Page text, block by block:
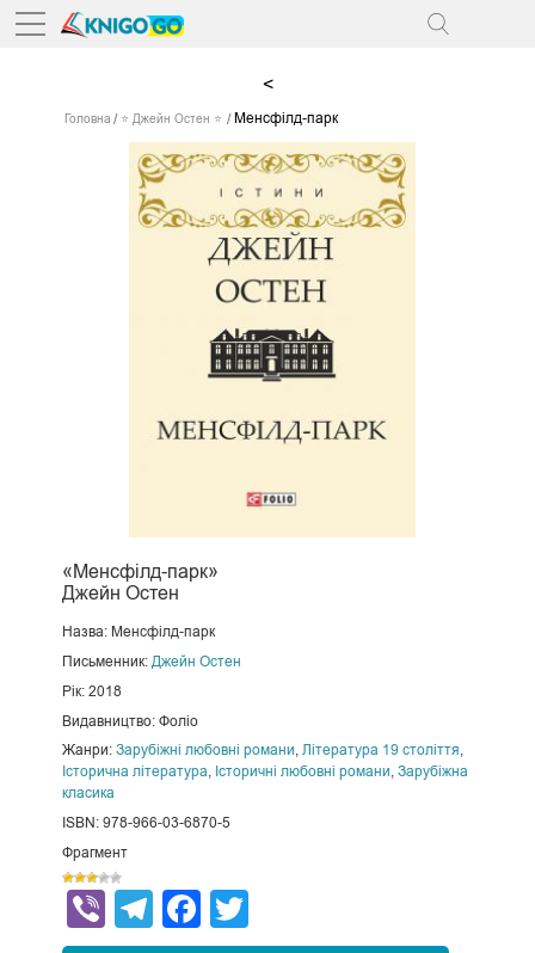
<
Головна ⭐ Джейн Остен ⭐ Менсфілд-парк
«Менсфілд-парк»
Джейн Остен
Назва: Менсфілд-парк
Письменник: Джейн Остен
Рік: 2018
Видавництво: Фоліо
Жанри: Зарубіжні любовні романи, Література 19 століття,
Історична література, Історичні любовні романи, Зарубіжна
класика
ISBN: 978-966-03-6870-5
Фрагмент
ViberTelegram
Facebook